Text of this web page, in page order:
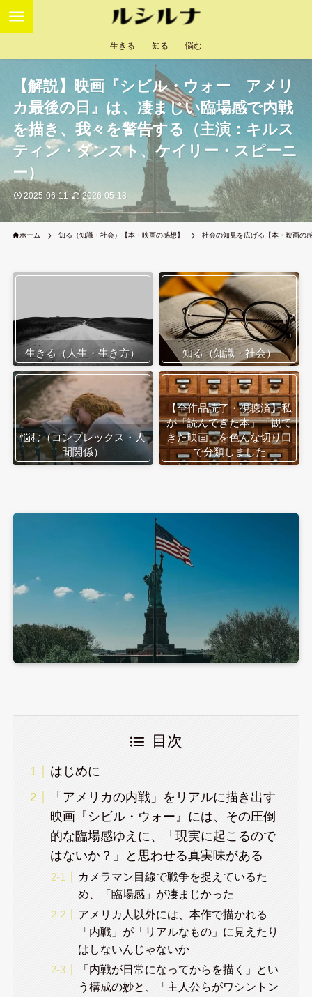
生きる 知る 悩む
【解説】映画『シビル・ウォー アメリ
カ最後の日』は、凄まじい臨場感で内戦
を描き、我々を警告する（主演：キルス
ティン・ダンスト、ケイリー・スピーニ
ー）
2025-06-11 2026-05-18
ホーム 知る（知識・社会）【本・映画の感想】 社会の知見を広げる【本・映画の
生きる（人生・生き方） 知る（知識・社会）
悩む（コンプレックス・人
間関係）
【全作品読了・視聴済】私
が「読んできた本」「観て
きた映画」を色んな切り口
で分類しました
目次
はじめに
「アメリカの内戦」をリアルに描き出す
映画『シビル・ウォー』には、その圧倒
的な臨場感ゆえに、「現実に起こるので
はないか？」と思わせる真実味がある
カメラマン目線で戦争を捉えているた
め、「臨場感」が凄まじかった
アメリカ人以外には、本作で描かれる
「内戦」が「リアルなもの」に見えたり
はしないんじゃないか
「内戦が日常になってからを描く」とい
う構成の妙と、「主人公らがワシントン